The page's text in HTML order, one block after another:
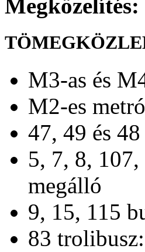
Megközelítés:
M3-as és
M2-es
47, 49 és
5, 7, 8,
megálló
9, 15, 115
83